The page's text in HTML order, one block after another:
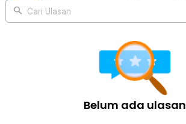
Cari Ulasan
Belum ada ulasan